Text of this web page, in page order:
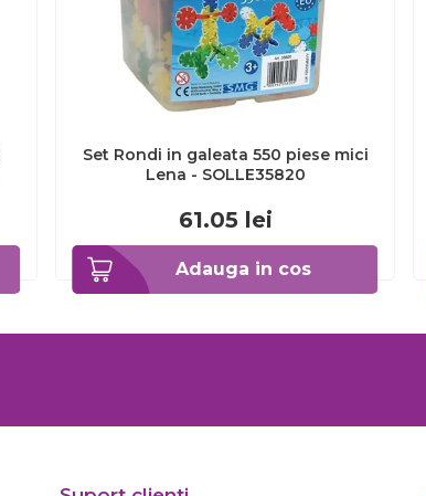
Adauga in cos
Set Rondi in galeata 550 piese mici
Lena - SOLLE35820
61.05 lei